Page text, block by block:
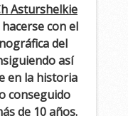
Asturshelkie
con el
del
así
en la historia
conseguido
de 10 años.